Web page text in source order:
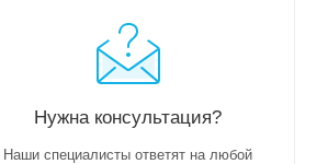
Нужна консультация?
Наши специалисты ответят на любой